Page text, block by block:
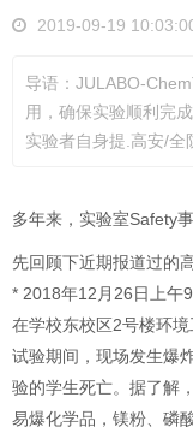
2019-09-19
导语：JULABO-
用，确保实验顺利完
实验者自身提.高安/全
多年来，实验室Safety
先回顾下近期报道过的
* 2018年12月26日上午
在学校东校区2号楼环
试验期间，现场发生爆
验的学生死亡。据了解
易爆化学品，镁粉、磷